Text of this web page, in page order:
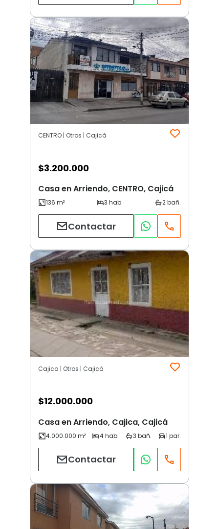
CENTRO | Otros | Cajicá
$3.200.000
Casa en Arriendo, CENTRO, Cajicá
Contactar
Cajica | Otros | Cajicá
$12.000.000
Casa en Arriendo, Cajica, Cajicá
Contactar